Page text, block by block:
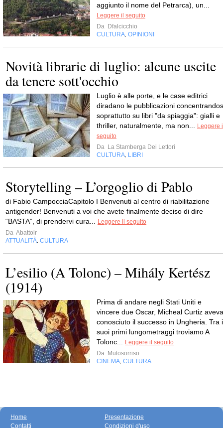
aggiunto il nome del Petrarca), un...
Leggere il seguito
Da Dfalcicchio
CULTURA OPINIONI
Novità librarie di luglio: alcune uscite
da tenere sott'occhio
Luglio è alle porte, e le case editrici
diradano le pubblicazioni
soprattutto su libri "da spiaggia": gialli e
thriller, naturalmente, ma non...
Leggere
seguito
Da La Stamberga Dei Lettori
CULTURA LIBRI
Storytelling – L’orgoglio di Pablo
di Fabio CampocciaCapitolo I Benvenuti al centro di riabilitazione
antigender! Benvenuti a voi che avete finalmente deciso di dire
“BASTA”, di prendervi cura...
Leggere il seguito
Da Abattoir
ATTUALITÀ CULTURA
L’esilio (A Tolonc) – Mihály Kertész
(1914)
Prima di andare negli Stati Uniti e
vincere due Oscar, Micheal Curtiz aveva
conosciuto il successo in Ungheria. Tra i
suoi primi lungometraggi troviamo A
Tolonc...
Leggere il seguito
Da Mutosorriso
CINEMA CULTURA
Home
Contatti
Presentazione
Condizioni d'uso